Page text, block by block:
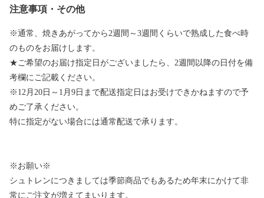
注意事項・その他
※通常、焼きあがってから2週間～3週間くらいで熟成した食べ時
のものをお届けします。
★ご希望のお届け指定日がございましたら、2週間以降の日付を備
考欄にご記載ください。
※12月20日～1月9日まで配送指定日はお受けできかねますので予
めご了承ください。
特に指定がない場合には通常配送で承ります。
※お願い※
シュトレンにつきましては季節商品でもあるため年末にかけて非
常にご注文が増えてまいります。